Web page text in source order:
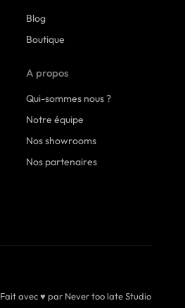
Blog
Boutique
A propos
Qui-sommes nous ?
Notre équipe
Nos showrooms
Nos partenaires
Fait avec♥ par Never too late Studio